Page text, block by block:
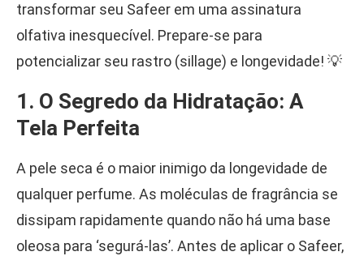
transformar seu Safeer em uma assinatura
olfativa inesquecível. Prepare-se para
potencializar seu rastro (sillage) e longevidade! 💡
1. O Segredo da Hidratação: A
Tela Perfeita
A pele seca é o maior inimigo da longevidade de
qualquer perfume. As moléculas de fragrância se
dissipam rapidamente quando não há uma base
oleosa para ‘segurá-las’. Antes de aplicar o Safeer,